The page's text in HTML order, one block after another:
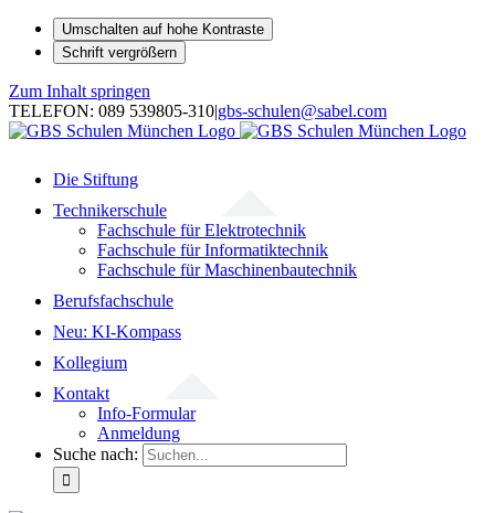
Umschalten auf hohe Kontraste
Schrift vergrößern
Zum Inhalt springen
TELEFON: 089 539805-310|gbs-schulen@sabel.com
Die Stiftung
Technikerschule
Fachschule für Elektrotechnik
Fachschule für Informatiktechnik
Fachschule für Maschinenbautechnik
Berufsfachschule
Neu: KI-Kompass
Kollegium
Kontakt
Info-Formular
Anmeldung
Suche nach: